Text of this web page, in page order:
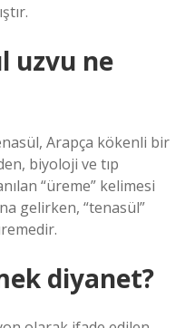
uzvu ne
Arapça kökenli bir
biyoloji ve tıp
“üreme” kelimesi
gelirken, “tenasül”
diyanet?